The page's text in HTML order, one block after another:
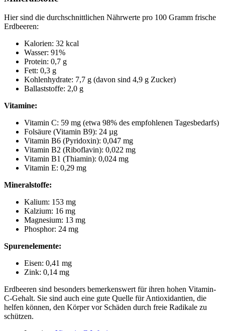
Hier sind die durchschnittlichen Nährwerte pro 100 Gramm frische
Erdbeeren:
Kalorien: 32 kcal
Wasser: 91%
Protein: 0,7 g
Fett: 0,3 g
Kohlenhydrate: 7,7 g (davon sind 4,9 g Zucker)
Ballaststoffe: 2,0 g
Vitamine:
Vitamin C: 59 mg (etwa 98% des empfohlenen Tagesbedarfs)
Folsäure (Vitamin B9): 24 µg
Vitamin B6 (Pyridoxin): 0,047 mg
Vitamin B2 (Riboflavin): 0,022 mg
Vitamin B1 (Thiamin): 0,024 mg
Vitamin E: 0,29 mg
Mineralstoffe:
Kalium: 153 mg
Kalzium: 16 mg
Magnesium: 13 mg
Phosphor: 24 mg
Spurenelemente:
Eisen: 0,41 mg
Zink: 0,14 mg
Erdbeeren sind besonders bemerkenswert für ihren hohen Vitamin-
C-Gehalt. Sie sind auch eine gute Quelle für Antioxidantien, die
helfen können, den Körper vor Schäden durch freie Radikale zu
schützen.